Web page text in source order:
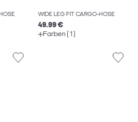
WIDE LEG FIT CARGO-HOSE
49.99 €
Farben (1)